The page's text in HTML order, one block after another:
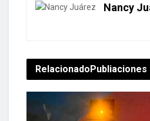
Nancy
RelacionadoPubliaciones